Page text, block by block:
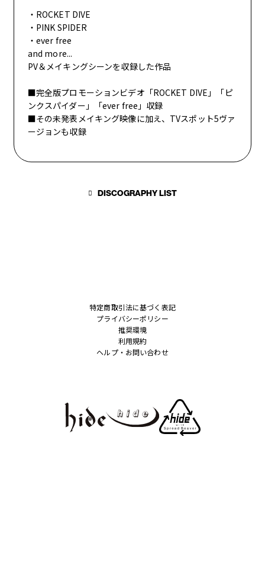
OTHER TAKES
FC MOVIE
STAFF BLOG
WALLPAPER
ARCHIVE
・ROCKET DIVE
・PINK SPIDER
・ever free
and more...
PV＆メイキングシーンを収録した作品
■完全版プロモーションビデオ「ROCKET DIVE」「ピ
ンクスパイダー」「ever free」収録
■その未発表メイキング映像に加え、TVスポット5ヴァ
ージョンも収録
DISCOGRAPHY LIST
特定商取引法に基づく表記
プライバシーポリシー
推奨環境
利用規約
ヘルプ・お問い合わせ